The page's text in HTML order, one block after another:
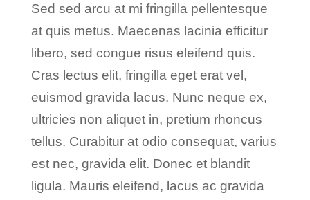
Sed sed arcu at mi fringilla pellentesque
at quis metus. Maecenas lacinia efficitur
libero, sed congue risus eleifend quis.
Cras lectus elit, fringilla eget erat vel,
euismod gravida lacus. Nunc neque ex,
ultricies non aliquet in, pretium rhoncus
tellus. Curabitur at odio consequat, varius
est nec, gravida elit. Donec et blandit
ligula. Mauris eleifend, lacus ac gravida